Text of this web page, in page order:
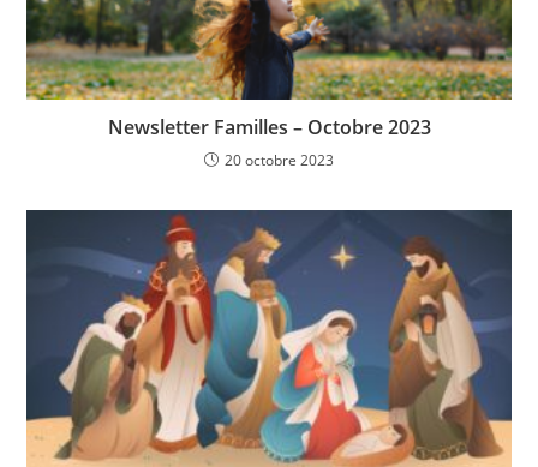
Newsletter Familles – Octobre 2023
20 octobre 2023